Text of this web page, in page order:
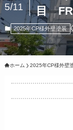
目
5/11
2025年CP様外壁塗装
ホーム 2025年CP様外壁